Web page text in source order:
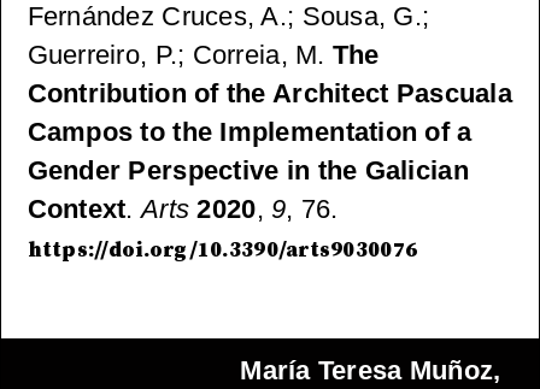
Fernández Cruces, A.; Sousa, G.;
Guerreiro, P.; Correia, M. The
Contribution of the Architect Pascuala
Campos to the Implementation of a
Gender Perspective in the Galician
Context.Arts 2020, 9, 76.
https://doi.org/10.3390/arts9030076
María Teresa Muñoz,